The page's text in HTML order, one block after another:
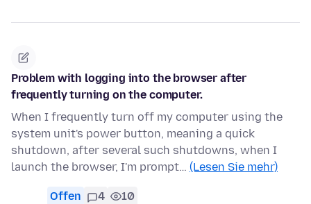
Problem with logging into the browser after
frequently turning on the computer.
When I frequently turn off my computer using the
system unit's power button, meaning a quick
shutdown, after several such shutdowns, when I
launch the browser, I'm prompt… (Lesen Sie mehr)
Offen 4 10